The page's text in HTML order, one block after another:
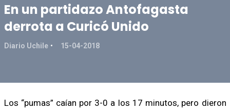
En un partidazo Antofagasta
derrota a Curicó Unido
Diario Uchile 15-04-2018
Los “pumas” caían por 3-0 a los 17 minutos, pero dieron